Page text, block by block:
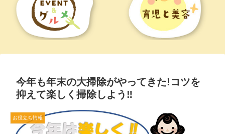
今年も年末の大掃除がやってきた!コツを
抑えて楽しく掃除しよう‼
お役立ち情報